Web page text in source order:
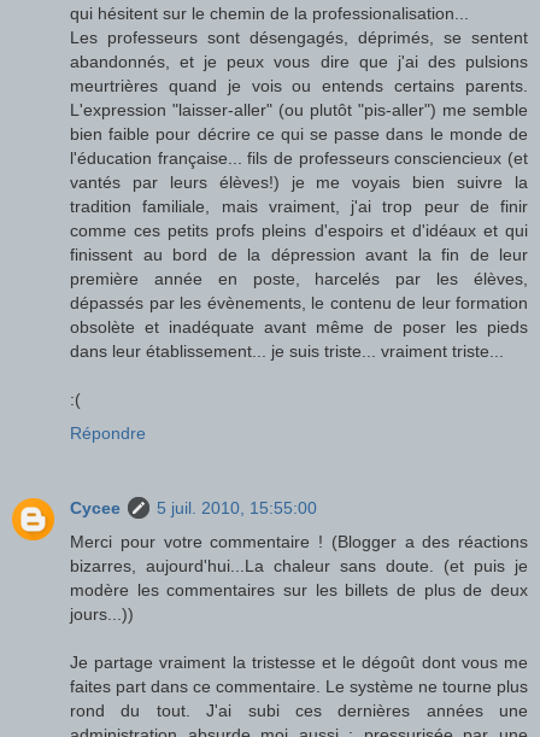
qui hésitent sur le chemin de la professionalisation...
Les professeurs sont désengagés, déprimés, se sentent
abandonnés, et je peux vous dire que j'ai des pulsions
meurtrières quand je vois ou entends certains parents.
L'expression "laisser-aller" (ou plutôt "pis-aller") me semble
bien faible pour décrire ce qui se passe dans le monde de
l'éducation française... fils de professeurs consciencieux (et
vantés par leurs élèves!) je me voyais bien suivre la
tradition familiale, mais vraiment, j'ai trop peur de finir
comme ces petits profs pleins d'espoirs et d'idéaux et qui
finissent au bord de la dépression avant la fin de leur
première année en poste, harcelés par les élèves,
dépassés par les évènements, le contenu de leur formation
obsolète et inadéquate avant même de poser les pieds
dans leur établissement... je suis triste... vraiment triste...
:(
Répondre
Cycee
5 juil. 2010, 15:55:00
Merci pour votre commentaire ! (Blogger a des réactions
bizarres, aujourd'hui...La chaleur sans doute. (et puis je
modère les commentaires sur les billets de plus de deux
jours...))
Je partage vraiment la tristesse et le dégoût dont vous me
faites part dans ce commentaire. Le système ne tourne plus
rond du tout. J'ai subi ces dernières années une